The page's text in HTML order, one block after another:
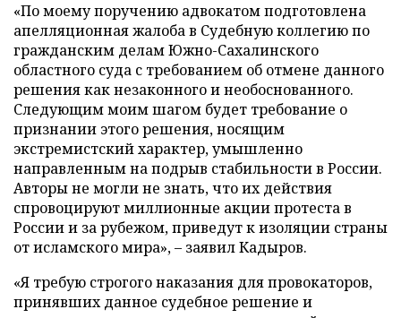
«По моему поручению адвокатом подготовлена
апелляционная жалоба в Судебную коллегию по
гражданским делам Южно-Сахалинского
областного суда с требованием об отмене данного
решения как незаконного и необоснованного.
Следующим моим шагом будет требование о
признании этого решения, носящим
экстремистский характер, умышленно
направленным на подрыв стабильности в России.
Авторы не могли не знать, что их действия
спровоцируют миллионные акции протеста в
России и за рубежом, приведут к изоляции страны
от исламского мира», – заявил Кадыров.
«Я требую строгого наказания для провокаторов,
принявших данное судебное решение и